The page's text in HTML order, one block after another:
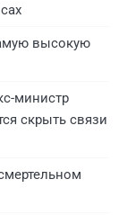
высокую
министр
скрыть связи